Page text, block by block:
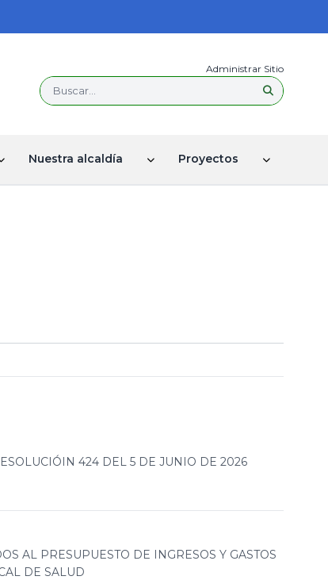
Administrar Sitio
Buscar...
Nuestra alcaldía Proyectos
424 DEL 5 DE JUNIO DE 2026
AL PRESUPUESTO DE INGRESOS Y GASTOS
DE SALUD